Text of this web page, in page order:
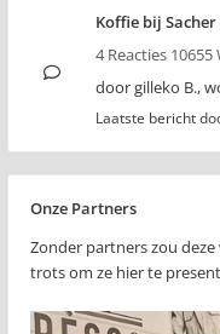
Koffie bij
4 Reacties 10655
doorgilleko B.,
Laatste bericht
Onze Partners
Zonder partners zou
trots om ze hier te